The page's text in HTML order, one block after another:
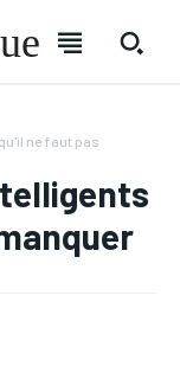
ne faut pas